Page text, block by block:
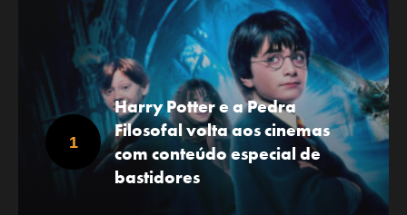
Harry Potter e a Pedra
Filosofal volta aos cinemas
com conteúdo especial de
bastidores